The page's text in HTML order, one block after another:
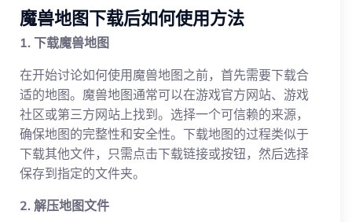
魔兽地图下载后如何使用方法
1. 下载魔兽地图
在开始讨论如何使用魔兽地图之前，首先需要下载合
适的地图。魔兽地图通常可以在游戏官方网站、游戏
社区或第三方网站上找到。选择一个可信赖的来源，
确保地图的完整性和安全性。下载地图的过程类似于
下载其他文件，只需点击下载链接或按钮，然后选择
保存到指定的文件夹。
2. 解压地图文件